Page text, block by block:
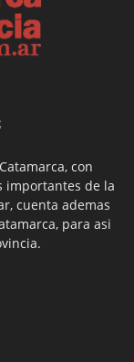
con
importantes de la
cuenta ademas
para asi